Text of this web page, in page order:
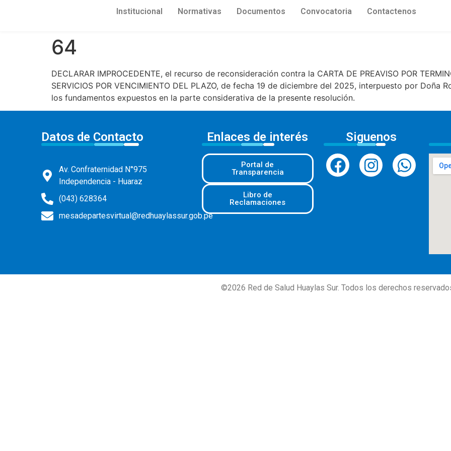
Institucional Normativas Documentos Convocatoria Contactenos
64
DECLARAR IMPROCEDENTE, el recurso de reconsideración contra la CARTA DE PREAVISO POR
SERVICIOS POR VENCIMIENTO DEL PLAZO, de fecha 19 de diciembre del 2025, interpuesto por Doña
los fundamentos expuestos en la parte considerativa de la presente resolución.
Datos de Contacto
Av. Confraternidad N°975
Independencia - Huaraz
(043) 628364
mesadepartesvirtual@redhuaylassur.gob.pe
Enlaces de interés
Portal de
Transparencia
Libro de
Reclamaciones
Siguenos
©2026 Red de Salud Huaylas Sur. Todos los derechos